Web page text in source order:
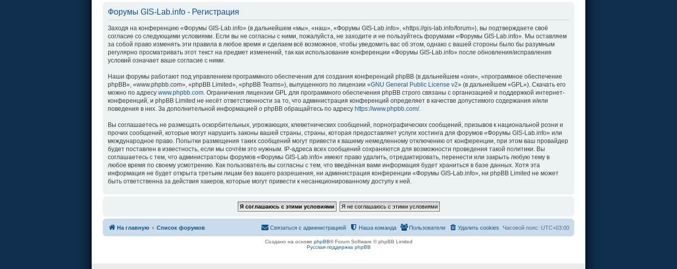
Форумы GIS-Lab.info - Регистрация
Заходя на конференцию «Форумы GIS-Lab.info» (в дальнейшем «мы», «наш», «Форумы GIS-Lab.info», «https://gis-lab.info/forum»), вы подтверждаете своё
согласие со следующими условиями. Если вы не согласны с ними, пожалуйста, не заходите и не пользуйтесь форумами «Форумы GIS-Lab.info». Мы оставляем
за собой право изменять эти правила в любое время и сделаем всё возможное, чтобы уведомить вас об этом, однако с вашей стороны было бы разумным
регулярно просматривать этот текст на предмет изменений, так как использование конференции «Форумы GIS-Lab.info» после обновления/исправления
условий означает ваше согласие с ними.
Наши форумы работают под управлением программного обеспечения для создания конференций phpBB (в дальнейшем «они», «программное обеспечение
phpBB», «www.phpbb.com», «phpBB Limited», «phpBB Teams»), выпущенного по лицензии «GNU General Public License v2» (в дальнейшем «GPL»). Скачать его
можно по адресу www.phpbb.com . Ограничения лицензии GPL для программного обеспечения phpBB строго связаны с организацией и поддержкой интернет-
конференций, и phpBB Limited не несёт ответственности за то, что администрация конференций определяет в качестве допустимого содержания и/или
поведения в них. За дополнительной информацией о phpBB обращайтесь по адресу https://www.phpbb.com/.
Вы соглашаетесь не размещать оскорбительных, угрожающих, клеветнических сообщений, порнографических сообщений, призывов к национальной розни и
прочих сообщений, которые могут нарушить законы вашей страны, страны, которая предоставляет услуги хостинга для форумов «Форумы GIS-Lab.info» или
международное право. Попытки размещения таких сообщений могут привести к вашему немедленному отключению от конференции, при этом ваш провайдер
будет поставлен в известность, если мы сочтём это нужным. IP-адреса всех сообщений сохраняются для возможности проведения такой политики. Вы
соглашаетесь с тем, что администраторы форумов «Форумы GIS-Lab.info» имеют право удалить, отредактировать, перенести или закрыть любую тему в
любое время по своему усмотрению. Как пользователь вы согласны с тем, что введённая вами информация будет храниться в базе данных. Хотя эта
информация не будет открыта третьим лицам без вашего разрешения, ни администрация конференции «Форумы GIS-Lab.info», ни phpBB Limited не может
быть ответственна за действия хакеров, которые могут привести к несанкционированному доступу к ней.
На главную Список форумов Часовой пояс: UTC+03:00
Удалить cookies
Пользователи
Наша команда
Связаться с администрацией
Создано на основе phpBB® Forum Software © phpBB Limited
Русская поддержка phpBB